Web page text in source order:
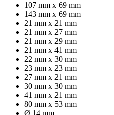
107 mm x 69 mm
143 mm x 69 mm
21 mm x 21 mm
21 mm x 27 mm
21 mm x 29 mm
21 mm x 41 mm
22 mm x 30 mm
23 mm x 23 mm
27 mm x 21 mm
30 mm x 30 mm
41 mm x 21 mm
80 mm x 53 mm